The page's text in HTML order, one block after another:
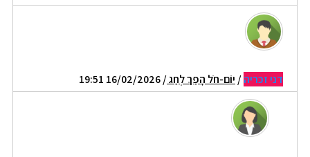
דני זכריה/ יוֹם-חֹל הָפַךְ לְחַג/ 16/02/2026 19:51